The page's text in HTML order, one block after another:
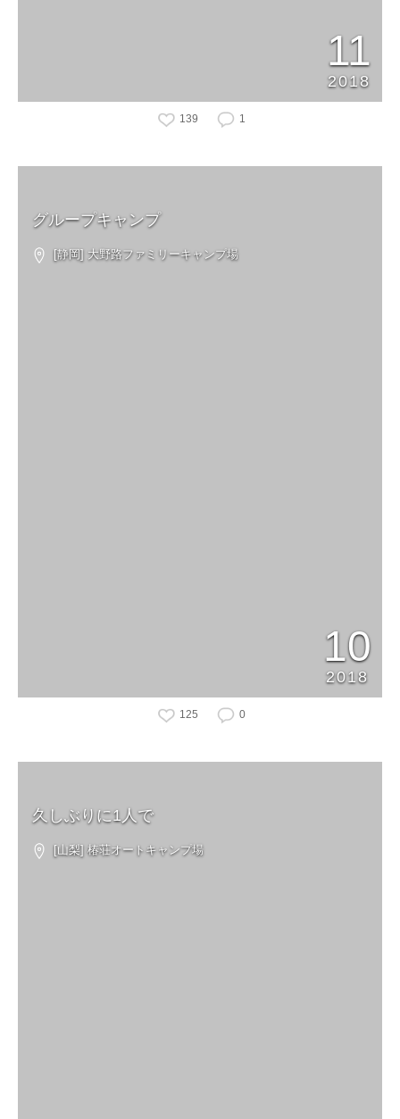
11
2018
139 1
グループキャンプ
[静岡] 大野路ファミリーキャンプ場
10
2018
125 0
久しぶりに1人で
[山梨] 椿荘オートキャンプ場